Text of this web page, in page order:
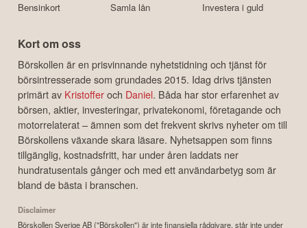
Bensinkort
Samla lån
Investera i guld
Kort om oss
Börskollen är en prisvinnande nyhetstidning och tjänst för
börsintresserade som grundades 2015. Idag drivs tjänsten
primärt av Kristofferoch Daniel. Båda har stor erfarenhet av
börsen, aktier, investeringar, privatekonomi, företagande och
motorrelaterat – ämnen som det frekvent skrivs nyheter om till
Börskollens växande skara läsare. Nyhetsappen som finns
tillgänglig, kostnadsfritt, har under åren laddats ner
hundratusentals gånger och med ett användarbetyg som är
bland de bästa i branschen.
Disclaimer
Börskollen Sverige AB ("Börskollen") är inte finansiella rådgivare, står inte under